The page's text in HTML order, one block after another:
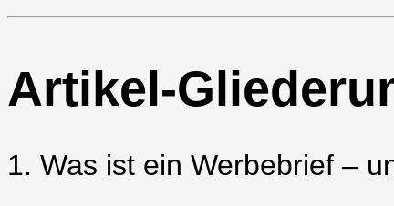
Artikel-
1. Was ist ein Werbebrief –